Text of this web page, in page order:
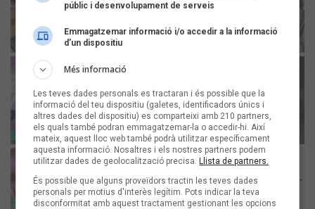
públic i desenvolupament de serveis
Emmagatzemar informació i/o accedir a la informació
d’un dispositiu
Més informació
Les teves dades personals es tractaran i és possible que la
informació del teu dispositiu (galetes, identificadors únics i
altres dades del dispositiu) es comparteixi amb 210 partners,
els quals també podran emmagatzemar-la o accedir-hi. Així
mateix, aquest lloc web també podrà utilitzar específicament
aquesta informació. Nosaltres i els nostres partners podem
utilitzar dades de geolocalització precisa. Llista de partners.
És possible que alguns proveïdors tractin les teves dades
personals per motius d'interès legítim. Pots indicar la teva
disconformitat amb aquest tractament gestionant les opcions